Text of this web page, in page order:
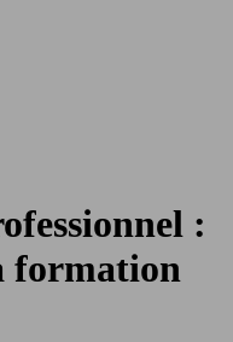
:
formation